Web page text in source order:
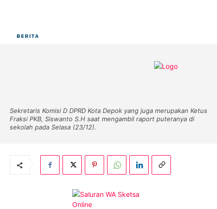
BERITA
Sekretaris Komisi D DPRD Kota Depok yang juga merupakan Ketus
Fraksi PKB, Siswanto S.H saat mengambil raport puteranya di
sekolah pada Selasa (23/12).